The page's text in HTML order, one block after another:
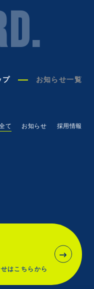
プ お知らせ一覧
て お知らせ 採用情報
はこちらから